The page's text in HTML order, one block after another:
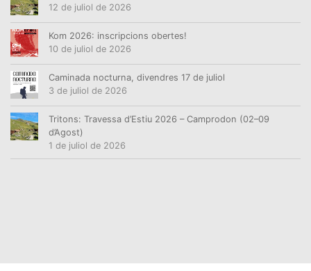
12 de juliol de 2026
Kom 2026: inscripcions obertes!
10 de juliol de 2026
Caminada nocturna, divendres 17 de juliol
3 de juliol de 2026
Tritons: Travessa d’Estiu 2026 – Camprodon (02–09
d’Agost)
1 de juliol de 2026